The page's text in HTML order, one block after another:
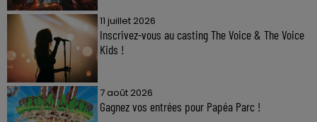
11 juillet 2026
Inscrivez-vous au casting The Voice & The Voice
Kids !
7 août 2026
Gagnez vos entrées pour Papéa Parc !